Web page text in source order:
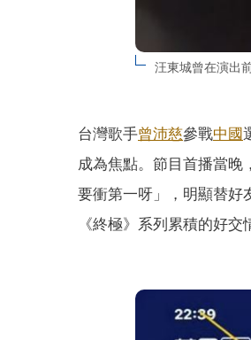
汪東城曾在演出
台灣歌手曾沛慈參戰中國
成為焦點。節目首播當
要衝第一呀」，明顯替好
《終極》系列累積的好交